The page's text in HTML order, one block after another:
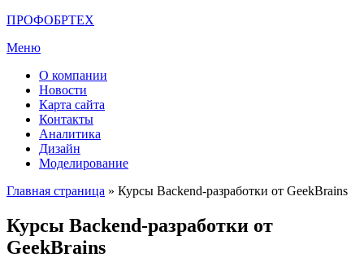
Перейти
содержимому
ПРОФОБРТЕХ
Меню
О компании
Новости
Карта сайта
Контакты
Аналитика
Дизайн
Моделирование
Главная страница » Курсы Backend-разработки от GeekBrains
Курсы Backend-разработки от
GeekBrains